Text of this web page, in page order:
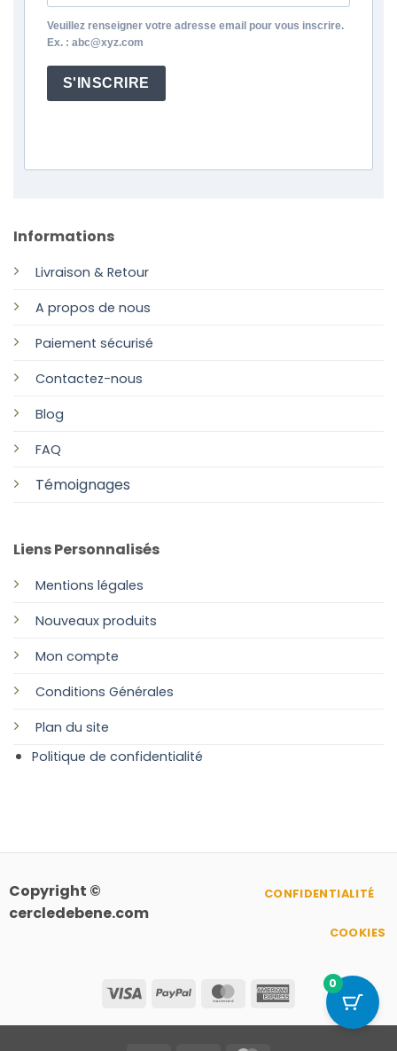
Informations
Livraison & Retour
A propos de nous
Paiement sécurisé
Contactez-nous
Blog
FAQ
Témoignages
Liens Personnalisés
Mentions légales
Nouveaux produits
Mon compte
Conditions Générales
Plan du site
Politique de confidentialité
Veuillez renseigner votre adresse email pour vous inscrire.
Ex. : abc@xyz.com
S'INSCRIRE
Copyright ©
cercledebene.com
Visa PayPal MasterCardAmerican
Express
CONFIDENTIALITÉ
COOKIES
0